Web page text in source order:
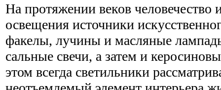
На протяжении веков человечество
освещения источники
факелы, лучины и масляные
сальные свечи, а затем и
этом всегда светильники